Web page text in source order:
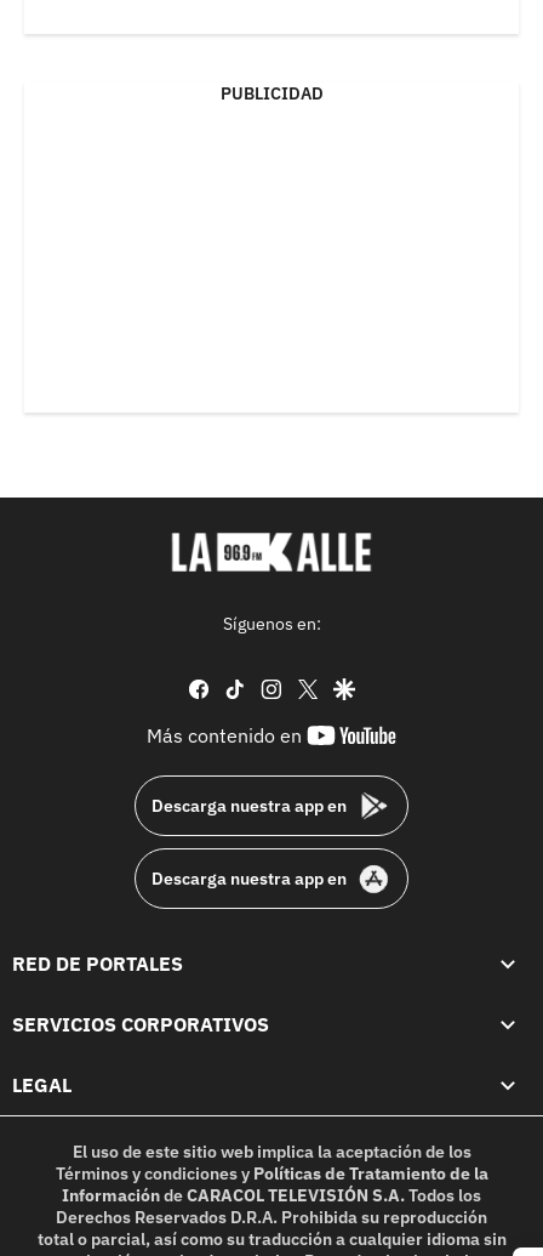
PUBLICIDAD
Síguenos en:
facebook
tiktok instagram
twittergoogle
Más contenido en
youtube-
Descarga nuestra app en
Descarga nuestra app en
RED DE PORTALES
SERVICIOS CORPORATIVOS
LEGAL
El uso de este sitio web implica la aceptación de los
Términos y condicionesy Políticas de Tratamiento de la
InformacióndeCARACOL TELEVISIÓN S.A.Todos los
Derechos Reservados D.R.A. Prohibida su reproducción
total o parcial, así como su traducción a cualquier idioma sin